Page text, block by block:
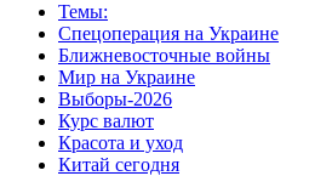
Темы:
Спецоперация на Украине
Ближневосточные войны
Мир на Украине
Выборы-2026
Курс валют
Красота и уход
Китай сегодня